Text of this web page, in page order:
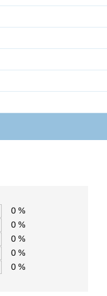
0 %
0 %
0 %
0 %
0 %